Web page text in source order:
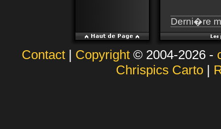
Derni�re
Contact| Copyright© 2004-2026 -
Chrispics Carto|